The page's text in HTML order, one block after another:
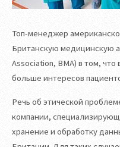
Топ-менеджер
Британскую медицинскую
Association, BMA) в том,
больше интересов
Речь об этической
компании,
хранение и обработку